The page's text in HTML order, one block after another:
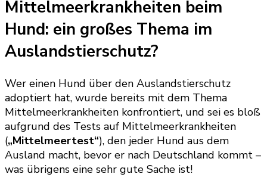
Mittelmeerkrankheiten beim
Hund: ein großes Thema im
Auslandstierschutz?
Wer einen Hund über den Auslandstierschutz
adoptiert hat, wurde bereits mit dem Thema
Mittelmeerkrankheiten konfrontiert, und sei es bloß
aufgrund des Tests auf Mittelmeerkrankheiten
(„Mittelmeertest“), den jeder Hund aus dem
Ausland macht, bevor er nach Deutschland kommt –
was übrigens eine sehr gute Sache ist!